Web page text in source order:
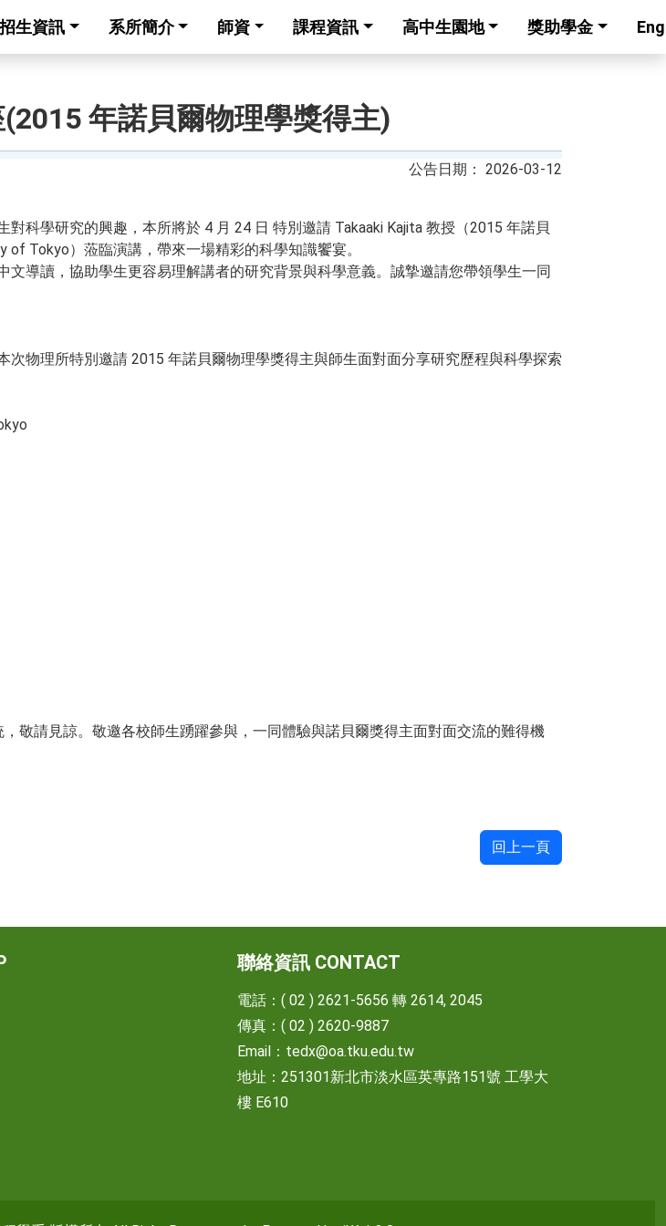
招生資訊 系所簡介 師資 課程資訊 高中生園地 獎助學金
年諾貝爾物理學獎得主)
2026-03-12
科學研究的興趣，本所將於 4 月 24 日 特別邀請 Takaaki Kajita 教授（2015 年諾貝
Tokyo）蒞臨演講，帶來一場精彩的科學知識饗宴。
導讀，協助學生更容易理解講者的研究背景與科學意義。誠摯邀請您帶領學生一同
物理所特別邀請 2015 年諾貝爾物理學獎得主與師生面對面分享研究歷程與科學探索
敬請見諒。敬邀各校師生踴躍參與，一同體驗與諾貝爾獎得主面對面交流的難得機
回上一頁
聯絡資訊 CONTACT
電話：( 02 ) 2621-5656 轉 2614, 2045
傳真：( 02 ) 2620-9887
Email： tedx@oa.tku.edu.tw
地址：251301新北市淡水區英專路151號 工學大
樓 E610